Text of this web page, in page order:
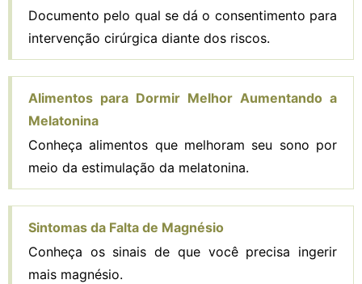
Documento pelo qual se dá o consentimento para
intervenção cirúrgica diante dos riscos.
Alimentos para Dormir Melhor Aumentando a
Melatonina
Conheça alimentos que melhoram seu sono por
meio da estimulação da melatonina.
Sintomas da Falta de Magnésio
Conheça os sinais de que você precisa ingerir
mais magnésio.